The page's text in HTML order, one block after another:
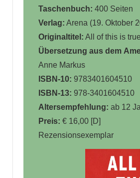
Taschenbuch: 400 Seiten
Verlag: Arena (19. Oktober
Originaltitel: All of this is
Übersetzung aus dem
Anne Markus
ISBN-10: 9783401604510
ISBN-13: 978-3401604510
Altersempfehlung: ab 12
Preis: € 16,00 [D]
Rezensionsexemplar